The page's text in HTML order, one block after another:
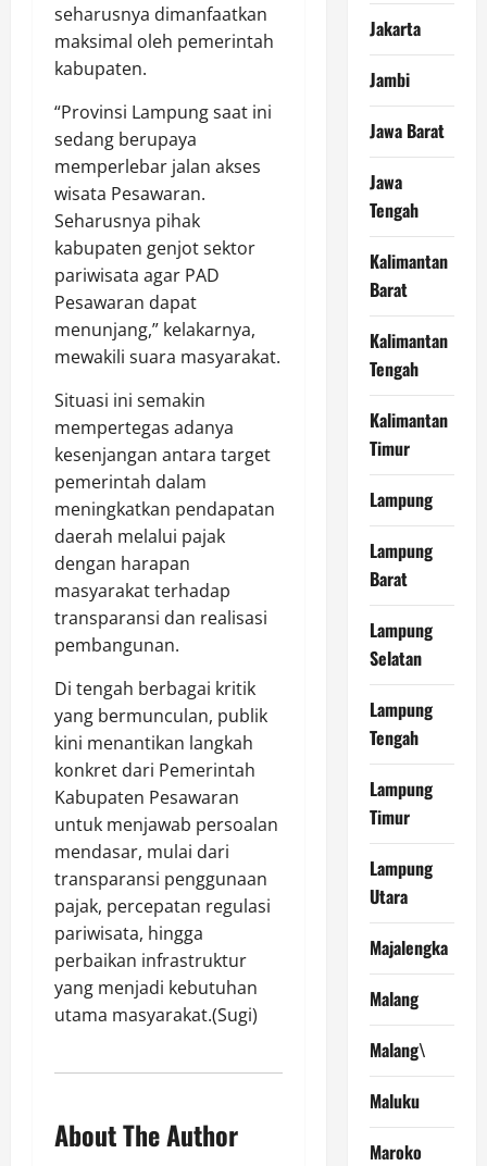
seharusnya dimanfaatkan
maksimal oleh pemerintah
kabupaten.
“Provinsi Lampung saat ini
sedang berupaya
memperlebar jalan akses
wisata Pesawaran.
Seharusnya pihak
kabupaten genjot sektor
pariwisata agar PAD
Pesawaran dapat
menunjang,” kelakarnya,
mewakili suara masyarakat.
Situasi ini semakin
mempertegas adanya
kesenjangan antara target
pemerintah dalam
meningkatkan pendapatan
daerah melalui pajak
dengan harapan
masyarakat terhadap
transparansi dan realisasi
pembangunan.
Di tengah berbagai kritik
yang bermunculan, publik
kini menantikan langkah
konkret dari Pemerintah
Kabupaten Pesawaran
untuk menjawab persoalan
mendasar, mulai dari
transparansi penggunaan
pajak, percepatan regulasi
pariwisata, hingga
perbaikan infrastruktur
yang menjadi kebutuhan
utama masyarakat.(Sugi)
About The Author
Jakarta
Jambi
Jawa Barat
Jawa
Tengah
Kalimantan
Barat
Kalimantan
Tengah
Kalimantan
Timur
Lampung
Lampung
Barat
Lampung
Selatan
Lampung
Tengah
Lampung
Timur
Lampung
Utara
Majalengka
Malang
Malang\
Maluku
Maroko